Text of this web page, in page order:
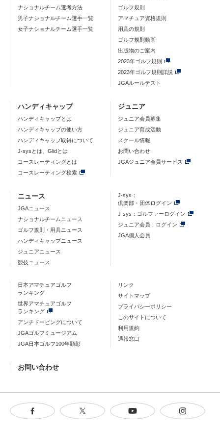
ナショナルチーム選考方法
男子ナショナルチーム選手一覧
女子ナショナルチーム選手一覧
ゴルフ規則
アマチュア資格規則
用具の規則
ゴルフ規則動画
出版物のご案内
2023年ゴルフ規則
2023年ゴルフ規則詳説
JGAルールテスト
ハンディキャップ
ハンディキャップとは
ハンディキャップの使い方
ハンディキャップ取得について
J-sysとは、Glidとは
コースレーティングとは
コースレーティング検索
ジュニア
ジュニア会員募集
ジュニア育成活動
スクール情報
お問い合わせ
JGAジュニア会員サービス
ニュース
JGAニュース
ナショナルチームニュース
ゴルフ規則・用具ニュース
ハンディキャップニュース
ジュニアニュース
競技ニュース
J-sys：
倶楽部・団体ログイン
J-sys：ゴルファーログイン
ジュニア会員：ログイン
JGA個人会員
日本アマチュアゴルフ
ランキング
世界アマチュアゴルフ
ランキング
アンチドーピングについて
JGAゴルフミュージアム
JGA日本ゴルフ100年顕彰
リンク
サイトマップ
プライバシーポリシー
このサイトについて
利用規約
通報窓口
お問い合わせ